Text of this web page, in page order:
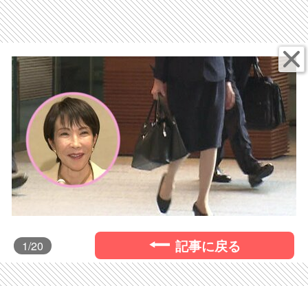
1/20 記事に戻る